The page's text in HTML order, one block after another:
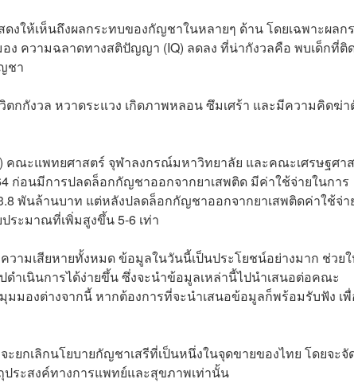
งให้เห็นถึงผลกระทบของกัญชาในหลายๆ ด้าน โดยเฉพาะผลก
ง ความฉลาดทางสติปัญญา (IQ) ลดลง ที่น่ากังวลคือ พบเด็กที่ติ
ชา
กกังวล หวาดระแวง เกิดภาพหลอน ซึมเศร้า และมีความคิดฆ่า
ณะแพทยศาสตร์ จุฬาลงกรณ์มหาวิทยาลัย และคณะเศรษฐศา
ก่อนมีการปลดล็อกกัญชาออกจากยาเสพติด มีค่าใช้จ่ายในการ
พันล้านบาท แต่หลังปลดล็อกกัญชาออกจากยาเสพติดค่าใช้จ่า
ระมาณที่เพิ่มสูงขึ้น 5-6 เท่า
วามเสียหายทั้งหมด ข้อมูลในวันนี้เป็นประโยชน์อย่างมาก ช่วย
ำเนินการได้ง่ายขึ้น ซึ่งจะนำข้อมูลเหล่านี้ไปนำเสนอต่อคณะ
มองต่างจากนี้ หากต้องการที่จะนำเสนอข้อมูลก็พร้อมรับฟัง เ
ยกเลิกนโยบายกัญชาเสรีที่เป็นหนึ่งในจุดขายของไทย โดยจะจั
ประสงค์ทางการแพทย์และสุขภาพเท่านั้น